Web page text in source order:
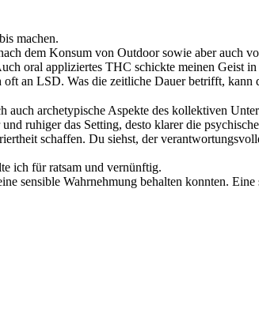
machen.
dem Konsum von Outdoor sowie aber auch
oral appliziertes THC schickte meinen Geist in
an LSD. Was die zeitliche Dauer betrifft, kann
archetypische Aspekte des kollektiven
ruhiger das Setting, desto klarer die
schaffen. Du siehst, der
ich für ratsam und vernünftig.
sensible Wahrnehmung behalten konnten.